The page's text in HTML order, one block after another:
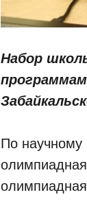
Набор
По